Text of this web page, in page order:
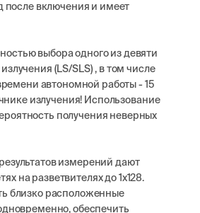
после включения и имеет
выбора одного из девяти
(LS/SLS) , в том числе
автономной работы - 15
излучения! Использование
получения неверных
измерений дают
на разветвителях до 1х128.
близко расположенные
обеспечить